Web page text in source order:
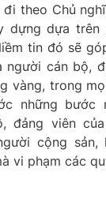
đi theo Chủ
dựng dựa trên
tin đó sẽ
người cán bộ,
vàng, trong
những bước
đảng viêncủa
cộng sản,
vi phạm các